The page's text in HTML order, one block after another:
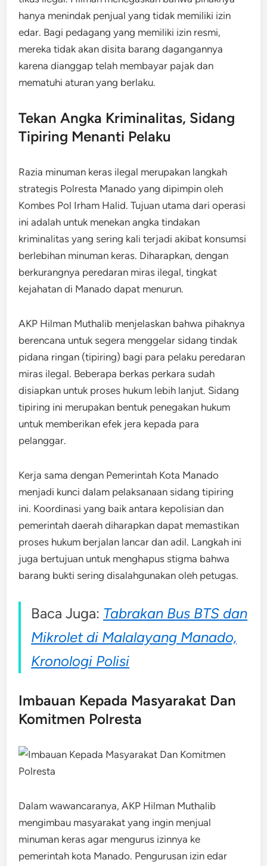
hanya menindak penjual yang tidak memiliki izin
edar. Bagi pedagang yang memiliki izin resmi,
mereka tidak akan disita barang dagangannya
karena dianggap telah membayar pajak dan
mematuhi aturan yang berlaku.
Tekan Angka Kriminalitas, Sidang
Tipiring Menanti Pelaku
Razia minuman keras ilegal merupakan langkah
strategis Polresta Manado yang dipimpin oleh
Kombes Pol Irham Halid. Tujuan utama dari operasi
ini adalah untuk menekan angka tindakan
kriminalitas yang sering kali terjadi akibat konsumsi
berlebihan minuman keras. Diharapkan, dengan
berkurangnya peredaran miras ilegal, tingkat
kejahatan di Manado dapat menurun.
AKP Hilman Muthalib menjelaskan bahwa pihaknya
berencana untuk segera menggelar sidang tindak
pidana ringan (tipiring) bagi para pelaku peredaran
miras ilegal. Beberapa berkas perkara sudah
disiapkan untuk proses hukum lebih lanjut. Sidang
tipiring ini merupakan bentuk penegakan hukum
untuk memberikan efek jera kepada para
pelanggar.
Kerja sama dengan Pemerintah Kota Manado
menjadi kunci dalam pelaksanaan sidang tipiring
ini. Koordinasi yang baik antara kepolisian dan
pemerintah daerah diharapkan dapat memastikan
proses hukum berjalan lancar dan adil. Langkah ini
juga bertujuan untuk menghapus stigma bahwa
barang bukti sering disalahgunakan oleh petugas.
Baca Juga: Tabrakan Bus BTS dan
Mikrolet di Malalayang Manado,
Kronologi Polisi
Imbauan Kepada Masyarakat Dan
Komitmen Polresta
Dalam wawancaranya, AKP Hilman Muthalib
mengimbau masyarakat yang ingin menjual
minuman keras agar mengurus izinnya ke
pemerintah kota Manado. Pengurusan izin edar